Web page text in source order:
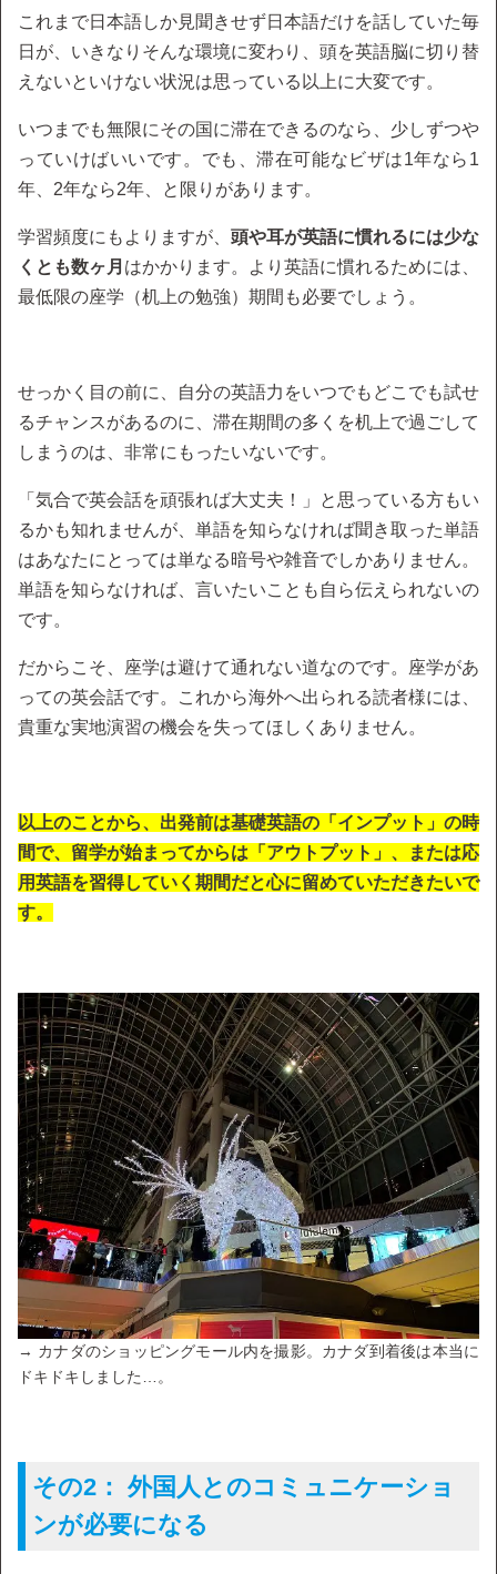
これまで日本語しか見聞きせず日本語だけを話していた毎
日が、いきなりそんな環境に変わり、頭を英語脳に切り替
えないといけない状況は思っている以上に大変です。
いつまでも無限にその国に滞在できるのなら、少しずつや
っていけばいいです。でも、滞在可能なビザは1年なら1
年、2年なら2年、と限りがあります。
学習頻度にもよりますが、 頭や耳が英語に慣れるには少な
くとも数ヶ月 はかかります。より英語に慣れるためには、
最低限の座学（机上の勉強）期間も必要でしょう。
せっかく目の前に、自分の英語力をいつでもどこでも試せ
るチャンスがあるのに、滞在期間の多くを机上で過ごして
しまうのは、非常にもったいないです。
「気合で英会話を頑張れば大丈夫！」と思っている方もい
るかも知れませんが、単語を知らなければ聞き取った単語
はあなたにとっては単なる暗号や雑音でしかありません。
単語を知らなければ、言いたいことも自ら伝えられないの
です。
だからこそ、座学は避けて通れない道なのです。座学があ
っての英会話です。これから海外へ出られる読者様には、
貴重な実地演習の機会を失ってほしくありません。
以上のことから、出発前は基礎英語の「インプット」の時
間で、留学が始まってからは「アウトプット」、または応
用英語を習得していく期間だと心に留めていただきたいで
す。
→ カナダのショッピングモール内を撮影。カナダ到着後は本当に
ドキドキしました…。
その2： 外国人とのコミュニケーショ
ンが必要になる